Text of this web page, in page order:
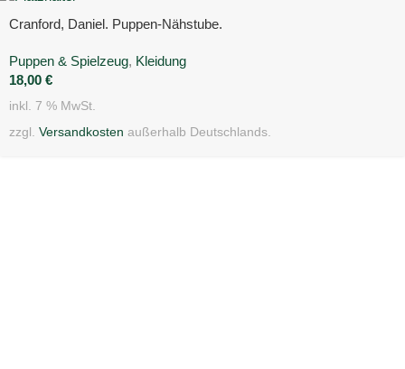
Cranford, Daniel. Puppen-Nähstube.
Puppen & Spielzeug, Kleidung
18,00 €
inkl. 7 % MwSt.
zzgl. Versandkosten außerhalb Deutschlands.